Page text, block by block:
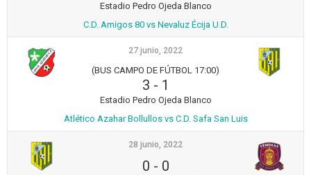
Estadio Pedro Ojeda Blanco
C.D. Amigos 80 vs Nevaluz Écija U.D.
27 junio, 2022
(BUS CAMPO DE FÚTBOL 17:00)
3 - 1
Estadio Pedro Ojeda Blanco
Atlético Azahar Bollullos vs C.D. Safa San Luis
28 junio, 2022
0 - 0